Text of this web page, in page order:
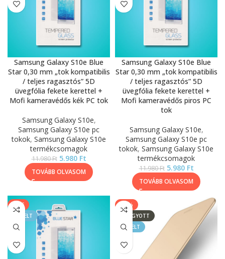
Samsung Galaxy S10e Blue
Star 0,30 mm „tok kompatibilis
/ teljes ragasztós” 5D
üvegfólia fekete kerettel +
Mofi kameravédős kék PC tok
Samsung Galaxy S10e,
Samsung Galaxy S10e pc
tokok, Samsung Galaxy S10e
termékcsomagok
11.980Ft 5.980 Ft
TOVÁBB OLVASOM
Samsung Galaxy S10e Blue
Star 0,30 mm „tok kompatibilis
/ teljes ragasztós” 5D
üvegfólia fekete kerettel +
Mofi kameravédős piros PC
tok
Samsung Galaxy S10e,
Samsung Galaxy S10e pc
tokok, Samsung Galaxy S10e
termékcsomagok
11.980Ft 5.980 Ft
TOVÁBB OLVASOM
SALE
KIEMELT
-50%
ELFOGYOTT
KIEMELT